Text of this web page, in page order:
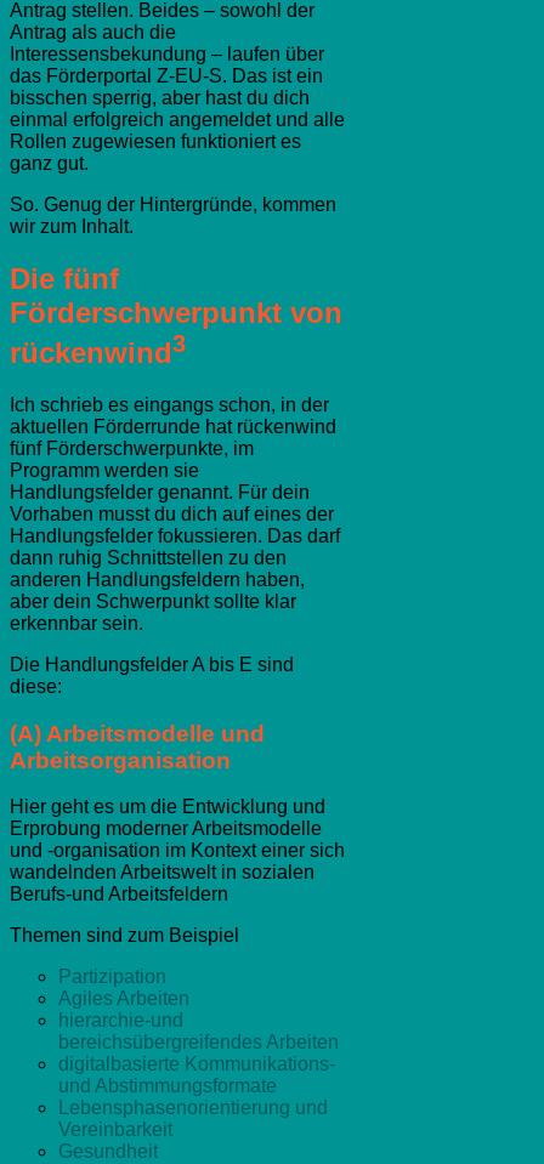
Antrag stellen. Beides – sowohl der
Antrag als auch die
Interessensbekundung – laufen über
das Förderportal Z-EU-S. Das ist ein
bisschen sperrig, aber hast du dich
einmal erfolgreich angemeldet und alle
Rollen zugewiesen funktioniert es
ganz gut.
So. Genug der Hintergründe, kommen
wir zum Inhalt.
Die fünf
Förderschwerpunkt von
rückenwind3
Ich schrieb es eingangs schon, in der
aktuellen Förderrunde hat rückenwind
fünf Förderschwerpunkte, im
Programm werden sie
Handlungsfelder genannt. Für dein
Vorhaben musst du dich auf eines der
Handlungsfelder fokussieren. Das darf
dann ruhig Schnittstellen zu den
anderen Handlungsfeldern haben,
aber dein Schwerpunkt sollte klar
erkennbar sein.
Die Handlungsfelder A bis E sind
diese:
(A) Arbeitsmodelle und
Arbeitsorganisation
Hier geht es um die Entwicklung und
Erprobung moderner Arbeitsmodelle
und -organisation im Kontext einer sich
wandelnden Arbeitswelt in sozialen
Berufs-und Arbeitsfeldern
Themen sind zum Beispiel
Partizipation
Agiles Arbeiten
hierarchie-und
bereichsübergreifendes Arbeiten
digitalbasierte Kommunikations-
und Abstimmungsformate
Lebensphasenorientierung und
Vereinbarkeit
Gesundheit